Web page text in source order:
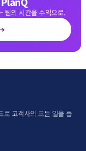
팀의 시간을 수익으로.
로 고객사의 모든 일을 돕